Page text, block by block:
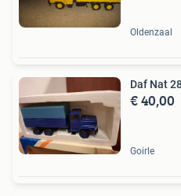
Oldenzaal
€ 40,00
Goirle